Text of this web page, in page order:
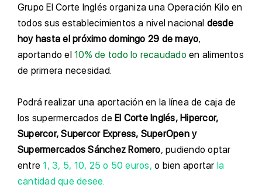
Grupo El Corte Inglés organiza una Operación Kilo en
todos sus establecimientos a nivel nacional desde
hoy hasta el próximo domingo 29 de mayo,
aportando el10% de todo lo recaudado en alimentos
de primera necesidad.
Podrá realizar una aportación en la línea de caja de
los supermercados deEl Corte Inglés, Hipercor,
Supercor, Supercor Express, SuperOpen y
Supermercados Sánchez Romero, pudiendo optar
entre1, 3, 5, 10, 25 o 50 euros, o bien aportar la
cantidad que desee.